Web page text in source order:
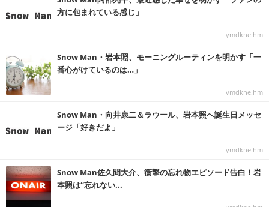
方に包まれている感じ」
ymdkne.hm
Snow Man・岩本照、モーニングルーティンを明かす「一
番心がけているのは…」
ymdkne.hm
Snow Man・向井康二＆ラウール、岩本照へ誕生日メッセ
ージ「好きだよ」
ymdkne.hm
Snow Man佐久間大介、衝撃の忘れ物エピソード告白！岩
本照は“忘れない...